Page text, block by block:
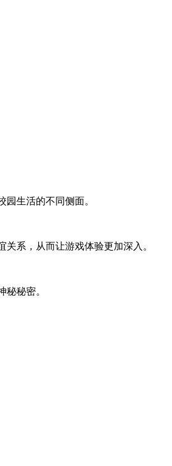
生活的不同侧面。
系，从而让游戏体验更加深入。
秘密。